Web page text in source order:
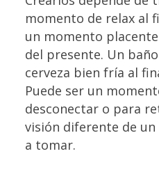
momento de relax al
un momento
del presente. Un
cerveza bien fría al
Puede ser un
desconectar o para
visión diferente de
a tomar.